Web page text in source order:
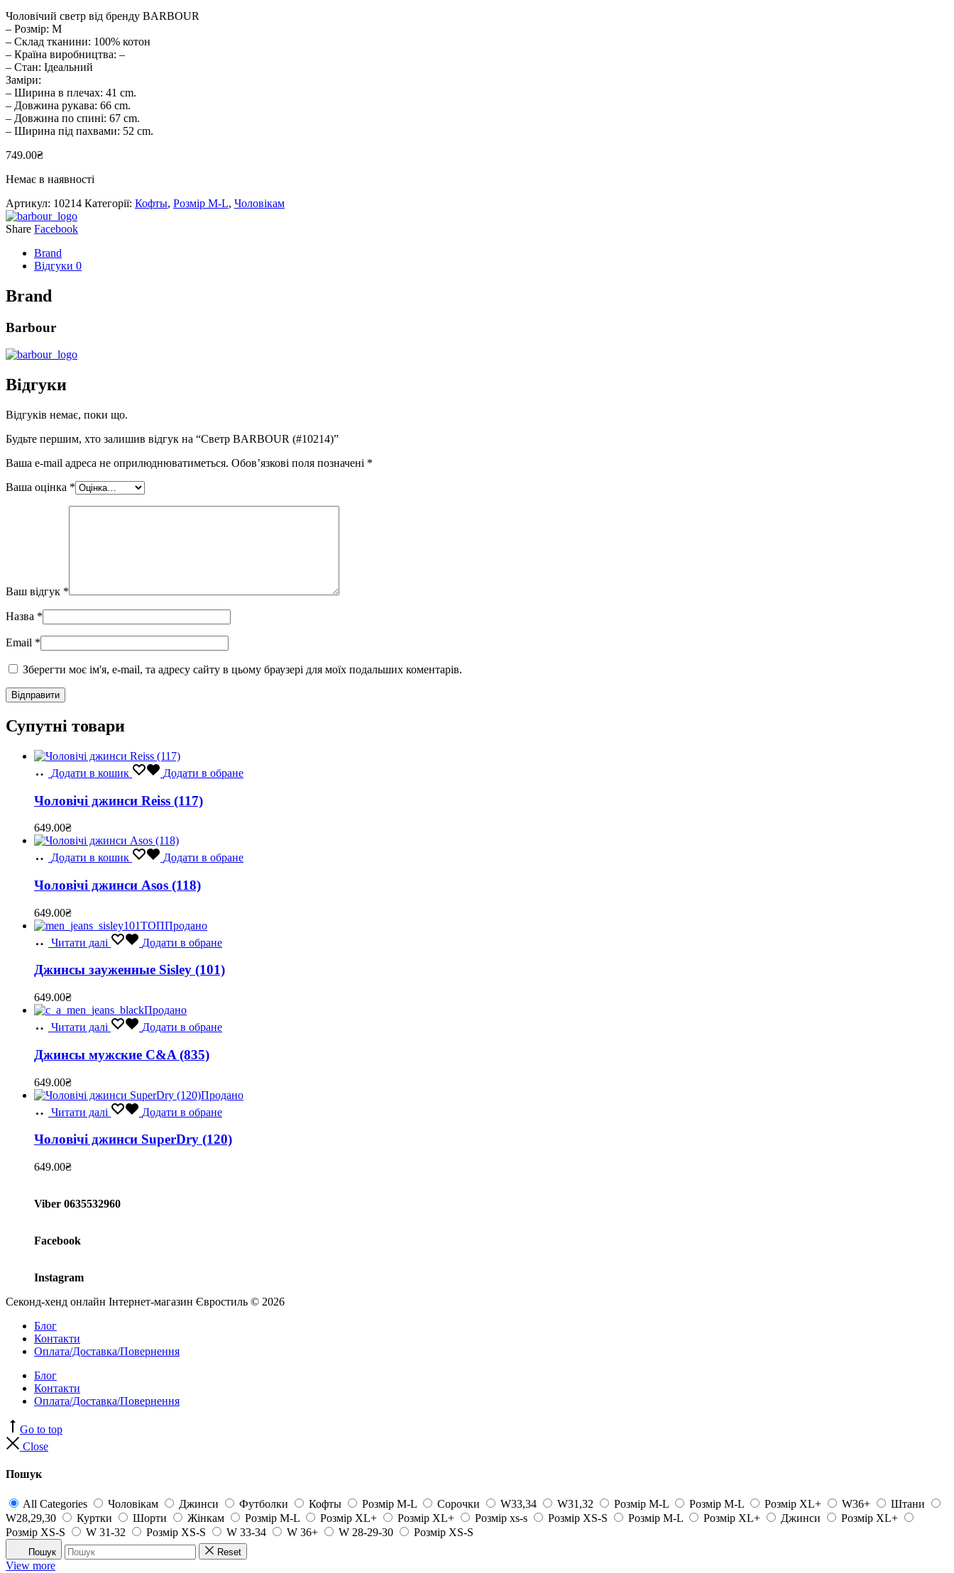
Чоловічий светр від бренду BARBOUR
– Розмір: M
– Склад тканини: 100% котон
– Країна виробництва: –
– Стан: Ідеальний
Заміри:
– Ширина в плечах: 41 cm.
– Довжина рукава: 66 cm.
– Довжина по спині: 67 cm.
– Ширина під пахвами: 52 cm.
749.00₴
Немає в наявності
Артикул: 10214 Категорії: Кофты, Розмір M-L, Чоловікам
Share Facebook
Brand
Відгуки 0
Brand
Barbour
Відгуки
Відгуків немає, поки що.
Будьте першим, хто залишив відгук на “Светр BARBOUR (#10214)”
Ваша e-mail адреса не оприлюднюватиметься. Обов’язкові поля позначені *
Ваша оцінка *
Ваш відгук *
Назва *
Email *
Зберегти моє ім'я, e-mail, та адресу сайту в цьому браузері для моїх подальших коментарів.
Супутні товари
Додати в кошик Додати в обране
Чоловічі джинси Reiss (117)
649.00₴
Додати в кошик Додати в обране
Чоловічі джинси Asos (118)
649.00₴
ТОППродано
Читати далі
Додати в обране
Джинсы зауженные Sisley (101)
649.00₴
Продано
Читати далі
Додати в обране
Джинсы мужские C&A (835)
649.00₴
Продано
Читати далі
Додати в обране
Чоловічі джинси SuperDry (120)
649.00₴
Viber 0635532960
Facebook
Instagram
Секонд-хенд онлайн Інтернет-магазин Євростиль © 2026
Блог
Контакти
Оплата/Доставка/Повернення
Блог
Контакти
Оплата/Доставка/Повернення
Go to top
Close
Пошук
All Categories Чоловікам Джинси Футболки Кофты Розмір M-L Сорочки W33,34 W31,32 Розмір M-L Розмір M-L Розмір XL+ W36+
Штани
W28,29,30
Куртки Шорти Жінкам Розмір M-L Розмір XL+ Розмір XL+ Розмір xs-s Розмір XS-S Розмір M-L Розмір XL+ Джинси
Розмір XL+
Розмір XS-S
W 31-32 Розмір XS-S W 33-34 W 36+ W 28-29-30 Розмір XS-S
Пошук Reset
View more